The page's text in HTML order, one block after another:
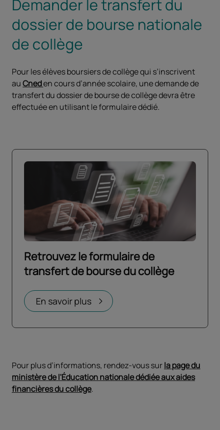
Demander le transfert du
dossier de bourse nationale
de collège
Pour les élèves boursiers de collège qui s’inscrivent
auCneden cours d’année scolaire, une demande de
transfert du dossier de bourse de collège devra être
effectuée en utilisant le formulaire dédié.
Retrouvez le formulaire de
transfert de bourse du collège
En savoir plus
Ouvrir dans un nouvel onglet
Pour plus d’informations, rendez-vous surla page du
ministère de l'Éducation nationale dédiée aux aides
financières du collège.